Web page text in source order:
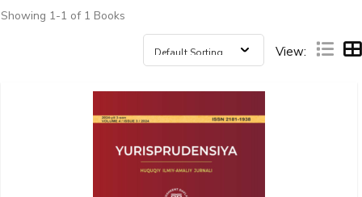
Showing 1-1 of 1 Books
View: